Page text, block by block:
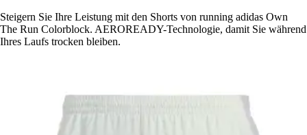
Steigern Sie Ihre Leistung mit den Shorts von running adidas Own
The Run Colorblock. AEROREADY-Technologie, damit Sie während
Ihres Laufs trocken bleiben.